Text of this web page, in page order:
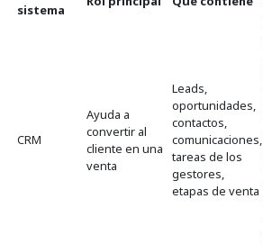
sistema
CRM
Ayuda a
convertir al
cliente en una
venta
Leads,
oportunidades,
contactos,
comunicaciones,
tareas de los
gestores,
etapas de venta